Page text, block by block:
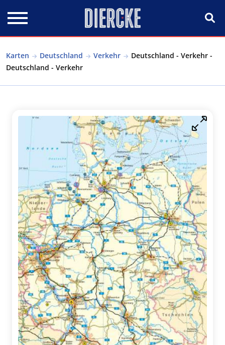
Karten Deutschland Verkehr
Deutschland - Verkehr -
Deutschland - Verkehr